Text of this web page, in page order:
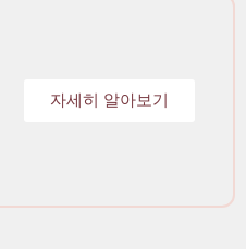
자세히 알아보기